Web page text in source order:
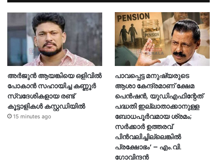
അർജുൻ ആയങ്കിയെ ഒളിവില്‍
പോകാൻ സഹായിച്ച കണ്ണൂർ
സ്വദേശികളായ രണ്ട്
കൂട്ടാളികൾ കസ്റ്റഡിയിൽ
15 minutes ago
പാവപ്പെട്ട മനുഷ്യരുടെ
ആശാ കേന്ദ്രമാണ് ക്ഷേമ
പെൻഷൻ, യുഡിഎഫിന്റേത്
പദ്ധതി ഇല്ലാതാക്കാനുള്ള
ബോധപൂർവമായ ശ്രമം;
സർക്കാർ ഉത്തരവ്
പിൻവലിച്ചില്ലെങ്കിൽ
പ്രക്ഷോഭം’ – എം.വി.
ഗോവിന്ദൻ